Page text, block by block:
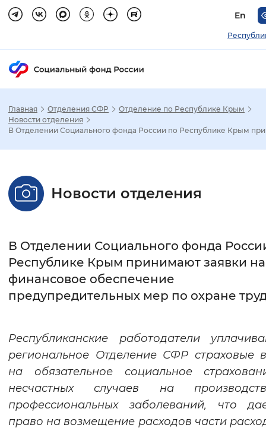
En
Настройка режима отображения
Стандартный Увеличенный
Без засечек
Цвет сайта
Монохромный
Синий фон
Изображения
Главная Отделения СФР
Отделение по Республике Крым
Новости отделения
В Отделении Социального фонда России по Республике Крым
Новости отделения
В Отделении Социального фонда
Республике Крым принимают заявки на
финансовое обеспечение
предупредительных мер по охране
Республиканские работодатели
региональное Отделение СФР страховые
на обязательное социальное
несчастных случаев на
профессиональных заболеваний, что
право на возмещение расходов части